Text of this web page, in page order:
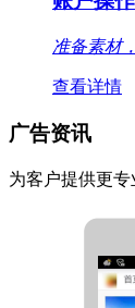
准备素材
查看详情
广告资讯
为客户提供更